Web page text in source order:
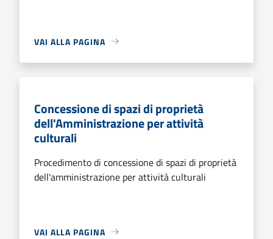
VAI ALLA PAGINA
Concessione di spazi di proprietà
dell'Amministrazione per attività
culturali
Procedimento di concessione di spazi di proprietà
dell'amministrazione per attività culturali
VAI ALLA PAGINA